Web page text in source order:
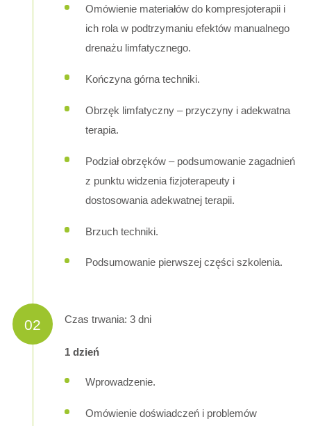
Omówienie materiałów do kompresjoterapii i
ich rola w podtrzymaniu efektów manualnego
drenażu limfatycznego.
Kończyna górna techniki.
Obrzęk limfatyczny – przyczyny i adekwatna
terapia.
Podział obrzęków – podsumowanie zagadnień
z punktu widzenia fizjoterapeuty i
dostosowania adekwatnej terapii.
Brzuch techniki.
Podsumowanie pierwszej części szkolenia.
02 Czas trwania: 3 dni
1 dzień
Wprowadzenie.
Omówienie doświadczeń i problemów